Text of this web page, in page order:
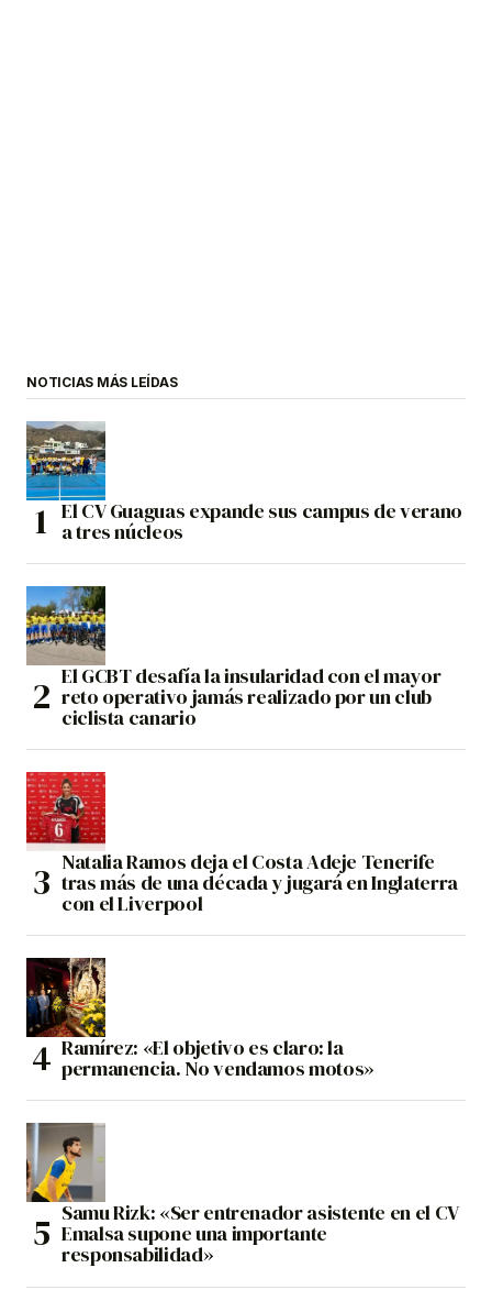
NOTICIAS MÁS LEÍDAS
El CV Guaguas expande sus campus de verano
a tres núcleos
El GCBT desafía la insularidad con el mayor
reto operativo jamás realizado por un club
ciclista canario
Natalia Ramos deja el Costa Adeje Tenerife
tras más de una década y jugará en Inglaterra
con el Liverpool
Ramírez: «El objetivo es claro: la
permanencia. No vendamos motos»
Samu Rizk: «Ser entrenador asistente en el CV
Emalsa supone una importante
responsabilidad»